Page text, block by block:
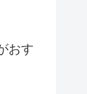
おす